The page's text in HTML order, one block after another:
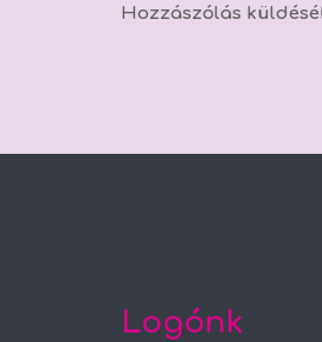
Hozzászólás
Logónk